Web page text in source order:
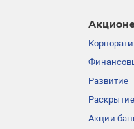
Развитие
Акции